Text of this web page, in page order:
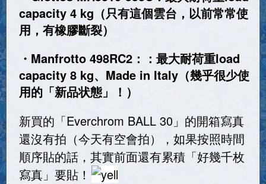
capacity 4 kg（只有這個雲台，以前常常使
用，有橡膠斷裂）
・Manfrotto 498RC2：：最大耐荷重load
capacity 8 kg、Made in Italy（幾乎很少使
用的「新品状態」！）
新買的「Everchrom BALL 30」的開箱寫真
還沒有拍（今天有空會拍），如果按照時間
順序貼的話，其實前面還有累積「好幾千枚
寫真」要貼！